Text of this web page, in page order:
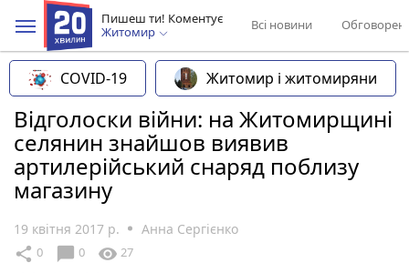
Пишеш ти! Коментує
Житомир
Всі новини
COVID-19 Житомир і житомиряни
Відголоски війни: на Житомирщині
селянин знайшов виявив
артилерійський снаряд поблизу
магазину
19 квітня 2017 р. Анна Сергієнко
share 0 chat_bubble 0 visibility 27